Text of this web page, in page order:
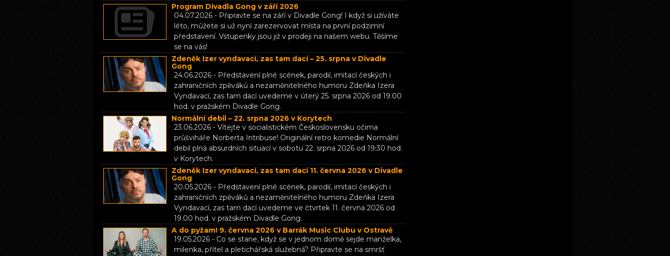
Program Divadla Gong v září 2026
04.07.2026 - Připravte se na září v Divadle Gong! I když si užíváte
léto, můžete si už nyní zarezervovat místa na první podzimní
představení. Vstupenky jsou již v prodeji na našem webu. Těšíme
se na vás!
Zdeněk Izer vyndavací, zas tam dací – 25. srpna v Divadle
Gong
24.06.2026 - Představení plné scének, parodií, imitací českých i
zahraničních zpěváků a nezaměnitelného humoru Zdeňka Izera
Vyndavací, zas tam dací uvedeme v úterý 25. srpna 2026 od 19.00
hod. v pražském Divadle Gong.
Normální debil – 22. srpna 2026 v Korytech
23.06.2026 - Vítejte v socialistickém Československu očima
průšviháře Norberta Intribuse! Originální retro komedie Normální
debil plná absurdních situací v sobotu 22. srpna 2026 od 19:30 hod.
v Korytech.
Zdeněk Izer vyndavací, zas tam dací 11. června 2026 v Divadle
Gong
20.05.2026 - Představení plné scének, parodií, imitací českých i
zahraničních zpěváků a nezaměnitelného humoru Zdeňka Izera
Vyndavací, zas tam dací uvedeme ve čtvrtek 11. června 2026 od
19.00 hod. v pražském Divadle Gong.
A do pyžam! 9. června 2026 v Barrák Music Clubu v Ostravě
19.05.2026 - Co se stane, když se v jednom domě sejde manželka,
milenka, přítel a pletichářská služebná? Připravte se na smršť